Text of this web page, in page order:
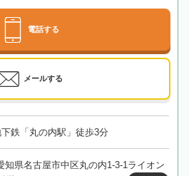
電話する
メールする
鉄「丸の内駅」徒歩3分
知県名古屋市中区丸の内1-3-1ライオン